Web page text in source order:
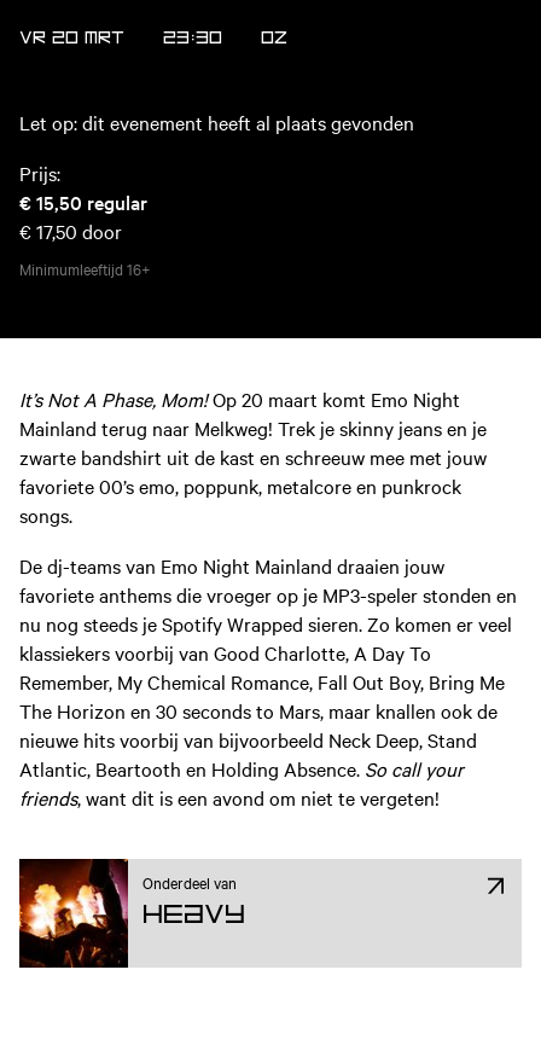
VR 20 MRT 23:30 OZ
Let op: dit evenement heeft al plaats gevonden
Prijs:
€ 15,50 regular
€ 17,50 door
Minimumleeftijd 16+
It’s Not A Phase, Mom!Op 20 maart komt Emo Night
Mainland terug naar Melkweg! Trek je skinny jeans en je
zwarte bandshirt uit de kast en schreeuw mee met jouw
favoriete 00’s emo, poppunk, metalcore en punkrock
songs.
De dj-teams van Emo Night Mainland draaien jouw
favoriete anthems die vroeger op je MP3-speler stonden en
nu nog steeds je Spotify Wrapped sieren. Zo komen er veel
klassiekers voorbij van Good Charlotte, A Day To
Remember, My Chemical Romance, Fall Out Boy, Bring Me
The Horizon en 30 seconds to Mars, maar knallen ook de
nieuwe hits voorbij van bijvoorbeeld Neck Deep, Stand
Atlantic, Beartooth en Holding Absence. So call your
friends, want dit is een avond om niet te vergeten!
Onderdeel van
Heavy